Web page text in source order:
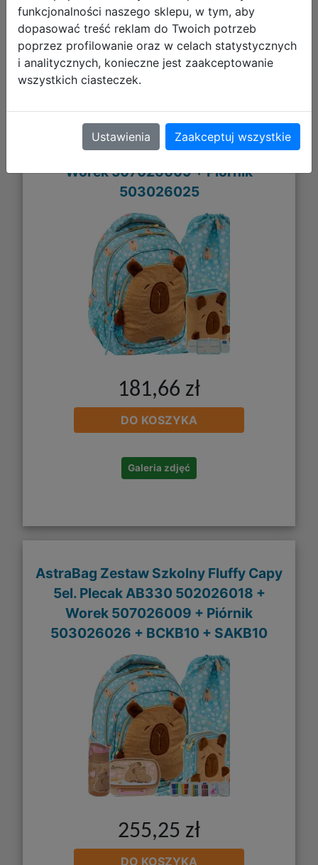
Galeria zdjęć
AstraBag Zestaw Szkolny Fluffy Capy
3el. Plecak AB330 502026018 +
Worek 507026009 + Piórnik
503026025
181,66 zł
DO KOSZYKA
Galeria zdjęć
AstraBag Zestaw Szkolny Fluffy Capy
5el. Plecak AB330 502026018 +
Worek 507026009 + Piórnik
503026026 + BCKB10 + SAKB10
255,25 zł
DO KOSZYKA
funkcjonalności naszego sklepu, w tym, aby
dopasować treść reklam do Twoich potrzeb
poprzez profilowanie oraz w celach statystycznych
i analitycznych, konieczne jest zaakceptowanie
wszystkich ciasteczek.
Ustawienia Zaakceptuj wszystkie